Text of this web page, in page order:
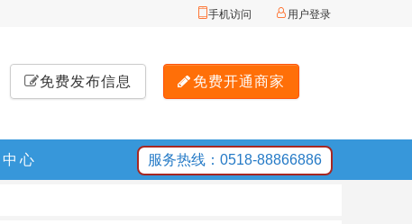
手机访问 用户登录
免费发布信息 免费开通商家
心 服务热线：0518-88866886